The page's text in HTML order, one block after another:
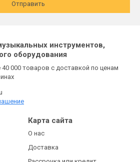
Отправить
инструментов,
оборудования
40 000 товаров с доставкой по ценам
Карта сайта
О нас
Доставка